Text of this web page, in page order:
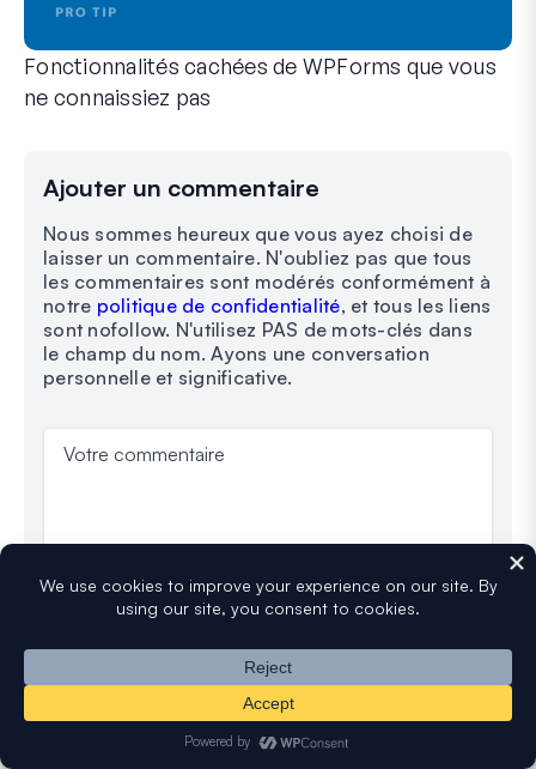
Fonctionnalités cachées de WPForms que vous
ne connaissiez pas
Ajouter un commentaire
Nous sommes heureux que vous ayez choisi de
laisser un commentaire. N'oubliez pas que tous
les commentaires sont modérés conformément à
notre politique de confidentialité, et tous les liens
sont nofollow. N'utilisez PAS de mots-clés dans
le champ du nom. Ayons une conversation
personnelle et significative.
Votre commentaire
Votre adresse e-mail